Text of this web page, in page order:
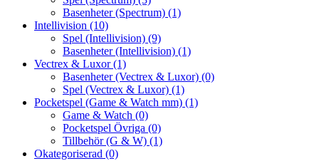
Basenheter (Spectrum) (1)
Intellivision (10)
Spel (Intellivision) (9)
Basenheter (Intellivision) (1)
Vectrex & Luxor(1)
Basenheter (Vectrex & Luxor) (0)
Spel (Vectrex & Luxor) (1)
Pocketspel (Game & Watch mm) (1)
Game & Watch (0)
Pocketspel Övriga (0)
Tillbehör (G & W) (1)
Okategoriserad (0)